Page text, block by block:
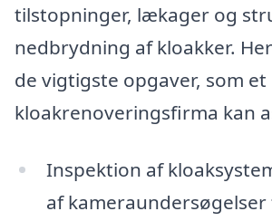
tilstopninger, lækager og
nedbrydning af kloakker.
de vigtigste opgaver, som et
kloakrenoveringsfirma kan
Inspektion af
af